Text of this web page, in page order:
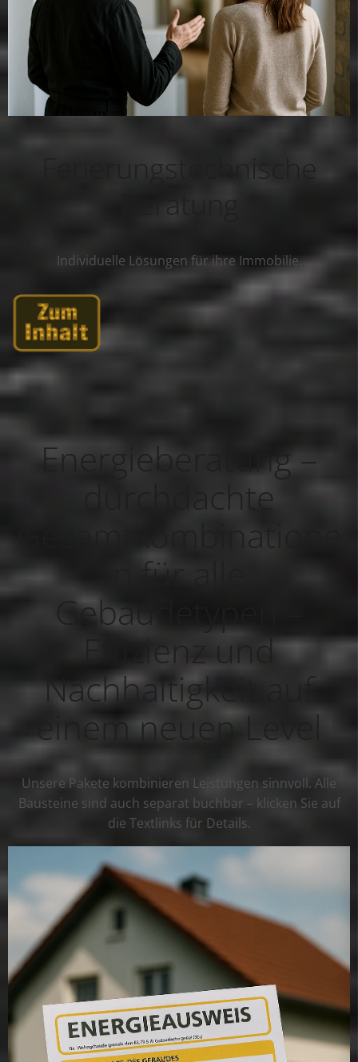
Feuerungstechnische
Beratung
Individuelle Lösungen für ihre Immobilie.
Energieberatung –
durchdachte
Gesamtkombinatione
n für alle
Gebäudetypen –
Effizienz und
Nachhaltigkeit auf
einem neuen Level
Unsere Pakete kombinieren Leistungen sinnvoll. Alle
Bausteine sind auch separat buchbar – klicken Sie auf
die Textlinks für Details.